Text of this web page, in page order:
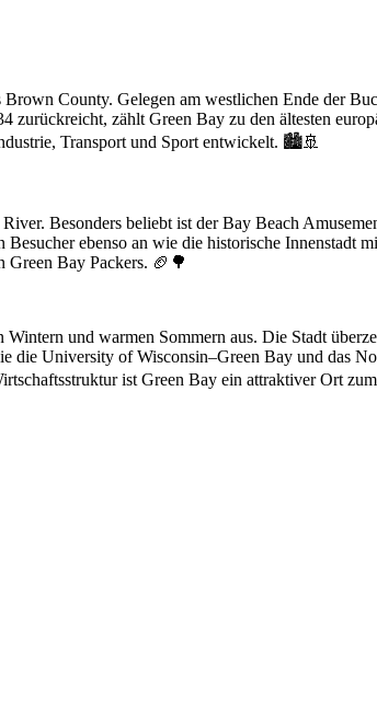
County. Gelegen am westlichen Ende der
zählt Green Bay zu den ältesten
Transport und Sport entwickelt. 🏙️🚢
Besonders beliebt ist der Bay Beach
ebenso an wie die historische Innenstadt
Green Bay Packers. 🏈🌳
und warmen Sommern aus. Die Stadt
University of Wisconsin–Green Bay und das
ist Green Bay ein attraktiver Ort